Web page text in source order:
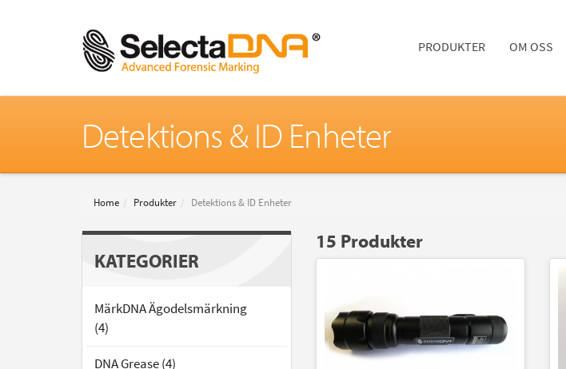
PRODUKTER OM OSS
Detektions & ID Enheter
Home Produkter Detektions & ID Enheter
KATEGORIER
MärkDNA Ägodelsmärkning
(4)
DNA Grease (4)
15 Produkter